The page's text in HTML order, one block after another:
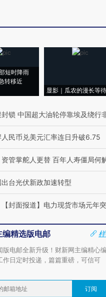
短时降雨
转移近
显影｜瓜农的漫长等待
锁 中国超大油轮停靠埃及绕行
人民币兑美元汇率连日升破6.75
资管掌舵人更替 百年人寿僵局何
出台光伏新政加速转型
【封面报道】电力现货市场元年
编精选版电邮
版电邮全新升级！财新网主编精心编
作日定时投递，篇篇重磅，可信可
订阅